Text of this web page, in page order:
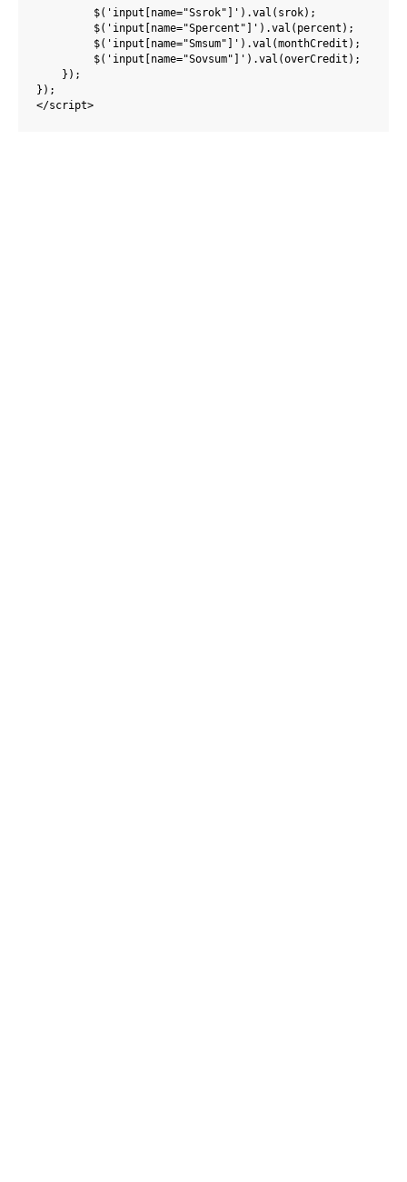
         $('input[name="Ssrok"]').val(srok);
         $('input[name="Spercent"]').val(percent);
         $('input[name="Smsum"]').val(monthCredit);
         $('input[name="Sovsum"]').val(overCredit);
    });
});
</script>